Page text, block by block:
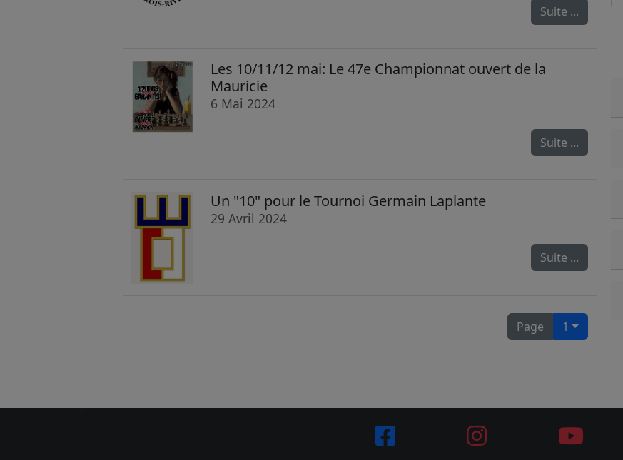
Suite ...
Les 10/11/12 mai: Le 47e Championnat ouvert de la
Mauricie
6 Mai 2024
Suite ...
Un "10" pour le Tournoi Germain Laplante
29 Avril 2024
Suite ...
Page 1